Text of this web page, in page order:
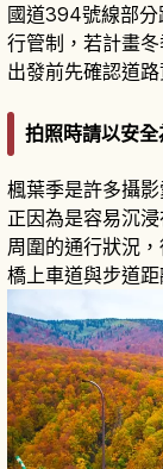
國道394號線部分
行管制，若計畫
出發前先確認道
拍照時請以安
楓葉季是許多攝
正因為是容易沉
周圍的通行狀況
橋上車道與步道